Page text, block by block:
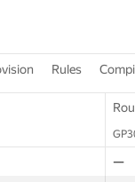
Rules
—
Σ
—
—